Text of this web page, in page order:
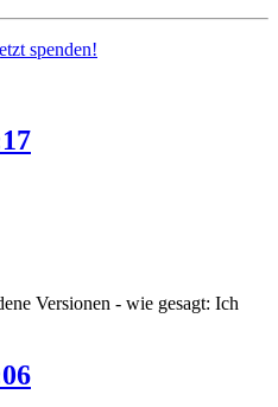
spenden!
Versionen - wie gesagt: Ich